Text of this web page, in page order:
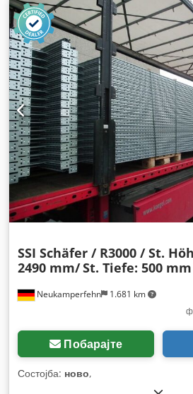
Neukamperfehn 1.681 km
SSI Schäfer / R3000 / St.
2490 mm/St. Tiefe: 500
Побарајте
Состојба: ново,